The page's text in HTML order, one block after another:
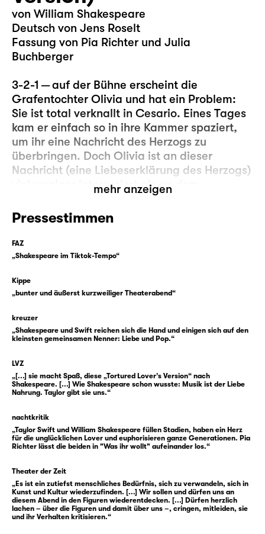
von William Shakespeare
Deutsch von Jens Roselt
Fassung von Pia Richter und Julia
Buchberger
3-2-1 — auf der Bühne erscheint die
Grafentochter Olivia und hat ein Problem:
Sie ist total verknallt in Cesario. Eines Tages
kam er einfach so in ihre Kammer spaziert,
um ihr eine Nachricht des Herzogs zu
überbringen. Doch Olivia ist an dieser
Nachricht (eine Liebeserklärung des Herzogs)
viel weniger interessiert als an dem
Überbringer, denn (anders als der Herzog) ist
Cesario klug, schön, gewitzt und kann
obendrein auch noch singen … und seien wir
mal ehrlich, manchmal ist die „eigentliche“
Nachricht einfach weniger wichtig als das,
Es könnte also der Beginn einer wundervollen
Romanze sein, befänden wir uns nicht in
einer klassischen Shakespeare-Komödie.
Denn hier ist nichts einfach, schon gar nicht
Cesario eigentlich Viola heißt und auch kein
Bote, sondern — oh Schreck — eine Botin ist.
Erst vor wenigen Stunden wurde sie nach
einem Schiffbruch am Ufer der Insel Illyrien
angeschwemmt und beschloss, am Hof des
Herzogs zu dienen. Und was braucht so eine
einen Plan? Richtig: eine Verkleidung. Und so
denkt sich Viola kurzerhand ein Alter Ego aus
und nennt es … James? Nein, Cesario. Als
dieser wird sie nun auf Illyrien bekannt. Kann
mehr anzeigen
Pressestimmen
FAZ
„Shakespeare im Tiktok-Tempo“
Kippe
„bunter und äußerst kurzweiliger Theaterabend“
kreuzer
„Shakespeare und Swift reichen sich die Hand und einigen sich auf den
kleinsten gemeinsamen Nenner: Liebe und Pop.“
LVZ
„[...] sie macht Spaß, diese „Tortured Lover’s Version“ nach
Shakespeare. [...] Wie Shakespeare schon wusste: Musik ist der Liebe
Nahrung. Taylor gibt sie uns.“
nachtkritik
„Taylor Swift und William Shakespeare füllen Stadien, haben ein Herz
für die unglücklichen Lover und euphorisieren ganze Generationen. Pia
Richter lässt die beiden in "Was ihr wollt" aufeinander los.“
Theater der Zeit
„Es ist ein zutiefst menschliches Bedürfnis, sich zu verwandeln, sich in
Kunst und Kultur wiederzufinden. [...] Wir sollen und dürfen uns an
diesem Abend in den Figuren wiederentdecken. [...] Dürfen herzlich
lachen – über die Figuren und damit über uns –, cringen, mitleiden, sie
und ihr Verhalten kritisieren.“